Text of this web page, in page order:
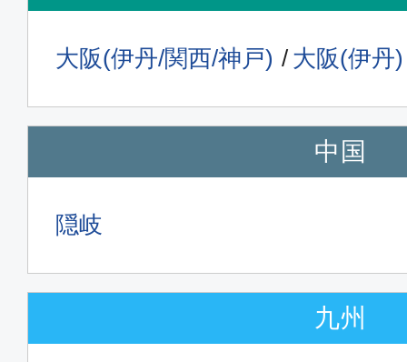
大阪(伊丹/関西/神戸) 大阪(伊丹)
中国
隠岐
九州